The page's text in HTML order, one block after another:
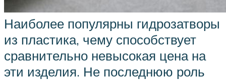
Наиболее популярны гидрозатворы
из пластика, чему способствует
сравнительно невысокая цена на
эти изделия. Не последнюю роль